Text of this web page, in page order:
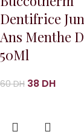
Dentifrice
Ans Menthe
50Ml
60DH 38 DH